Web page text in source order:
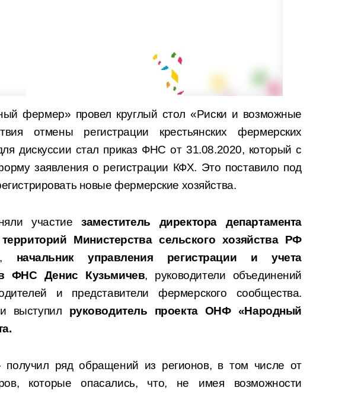
фермер» провел круглый стол «Риски и возможные
отмены регистрации крестьянских фермерских
дискуссии стал приказ ФНС от 31.08.2020, который с
заявления о регистрации КФХ. Это поставило под
новые фермерские хозяйства.
участиезаместитель директора департамента
Министерства сельского хозяйства РФ
, начальник управления регистрации и учета
ФНС Денис Кузьмичев, руководители объединений
и представители фермерского сообщества.
выступил руководитель проекта ОНФ «Народный
ряд обращений из регионов, в том числе от
которые опасались, что, не имея возможности